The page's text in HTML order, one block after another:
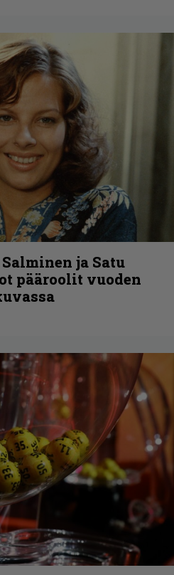
ja Satu
pääroolit vuoden